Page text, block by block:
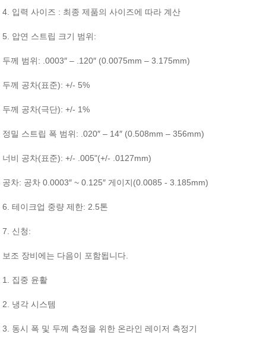
4. 입력 사이즈 : 최종 제품의 사이즈에 따라 계산
5. 압연 스트립 크기 범위 :
두께 범위 : .0003″ – .120″ (0.0075mm – 3.175mm)
두께 공차(표준): +/- 5%
두께 공차(극단): +/- 1%
정밀 스트립 폭 범위 : .020″ – 14″ (0.508mm – 356mm)
너비 공차(표준): +/- .005"(+/- .0127mm)
공차: 공차 0.0003″ ~ 0.125″ 게이지 (0.0085 - 3.185mm)
6.테이크업 중량 제한: 2.5톤
7. 신청 :
보조 장비에는 다음이 포함됩니다
1. 집중 윤활
2. 냉각 시스템
3. 동시 폭 및 두께 측정을 위한 온라인 레이저 측정기